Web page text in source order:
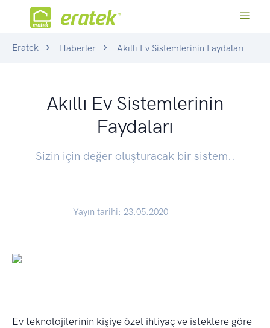
Eratek Haberler Akıllı Ev Sistemlerinin Faydaları
Akıllı Ev Sistemlerinin
Faydaları
Sizin için değer oluşturacak bir sistem..
Yayın tarihi: 23.05.2020
Ev teknolojilerinin kişiye özel ihtiyaç ve isteklere göre